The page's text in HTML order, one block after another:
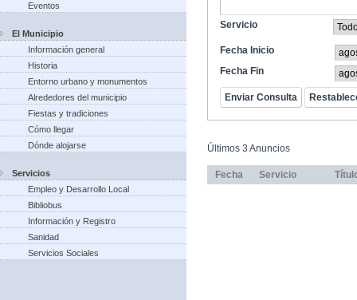
Eventos
El Municipio
Información general
Historia
Entorno urbano y monumentos
Alrededores del municipio
Fiestas y tradiciones
Cómo llegar
Dónde alojarse
Servicios
Empleo y Desarrollo Local
Bibliobus
Información y Registro
Sanidad
Servicios Sociales
Servicio
Fecha Inicio
Fecha Fin
Últimos 3 Anuncios
Fecha Servicio